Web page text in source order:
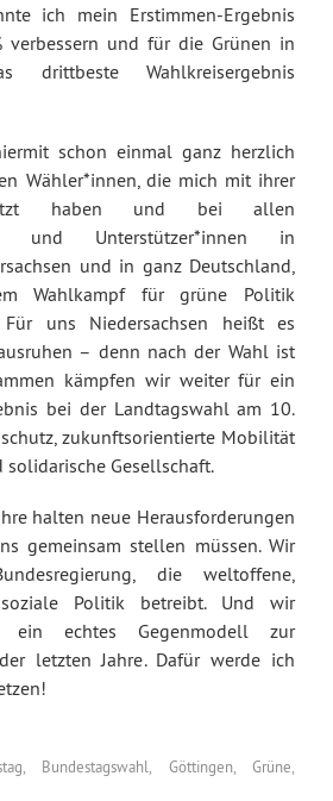
ich mein Erstimmen-Ergebnis
und für die Grünen in
drittbeste Wahlkreisergebnis
schon einmal ganz herzlich
Wähler*innen, die mich mit ihrer
haben und bei allen
und Unterstützer*innen in
und in ganz Deutschland,
Wahlkampf für grüne Politik
uns Niedersachsen heißt es
– denn nach der Wahl ist
kämpfen wir weiter für ein
bei der Landtagswahl am 10.
zukunftsorientierte Mobilität
Gesellschaft.
halten neue Herausforderungen
gemeinsam stellen müssen. Wir
die weltoffene,
Politik betreibt. Und wir
ein echtes Gegenmodell zur
letzten Jahre. Dafür werde ich
Bundestagswahl Göttingen, Grüne